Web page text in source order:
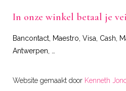
In onze winkel betaal je
Bancontact, Maestro, Visa, Cash,
Antwerpen, …
Website gemaakt door Kenneth